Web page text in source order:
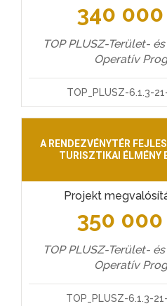
340
TOP PLUSZ-Terület-
Operatív
TOP_PLUSZ-6.1.3-
A RENDEZVÉNYTÉR
TURISZTIKAI ÉLMÉNY
Projekt
350
TOP PLUSZ-Terület-
Operatív
TOP_PLUSZ-6.1.3-